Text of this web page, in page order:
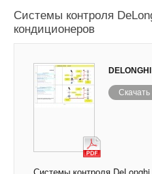
Системы контроля
кондиционеров
DELONGHI
Скачать